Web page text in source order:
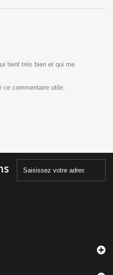
tient trés bien et qui me
ce commentaire utile.